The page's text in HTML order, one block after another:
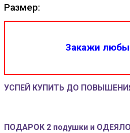
Размер:
Закажи
УСПЕЙ КУПИТЬ ДО
ПОДАРОК 2 подушки и